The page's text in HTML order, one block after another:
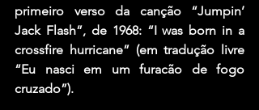
primeiro verso da canção “Jumpin’
Jack Flash”, de 1968: “I was born in a
crossfire hurricane” (em tradução livre
“Eu nasci em um furacão de fogo
cruzado”).